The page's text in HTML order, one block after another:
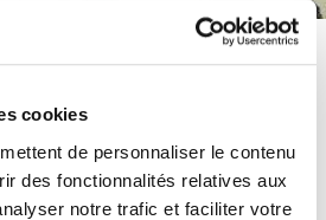
cookies
de personnaliser le contenu
des fonctionnalités relatives aux
notre trafic et faciliter votre
Barreau